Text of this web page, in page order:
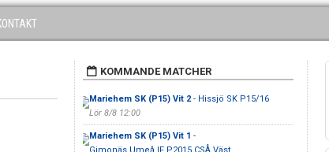
KOMMANDE MATCHER
Mariehem SK (P15) Vit 2- Hissjö SK P15/16
Lör 8/8 12:00
Mariehem SK (P15) Vit 1 -